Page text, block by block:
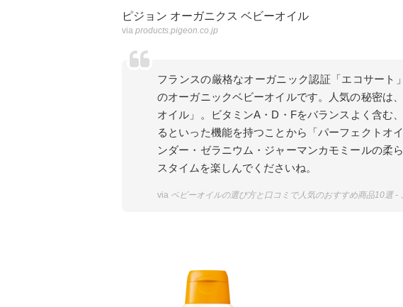
ピジョン オーガニクス ベビーオイル
via products.pigeon.co.jp
フランスの厳格なオーガニック認証「エコサート
のオーガニックベビーオイルです。人気の秘密は
オイル」。ビタミンA・D・Fをバランスよく含む
るといった機能を持つことから「パーフェクトオ
ンダー・ゼラニウム・ジャーマンカモミールの柔
スタイムを楽しんでくださいね。
via ベビーオイルの選び方と口コミで人気のおすすめ商品10選 -